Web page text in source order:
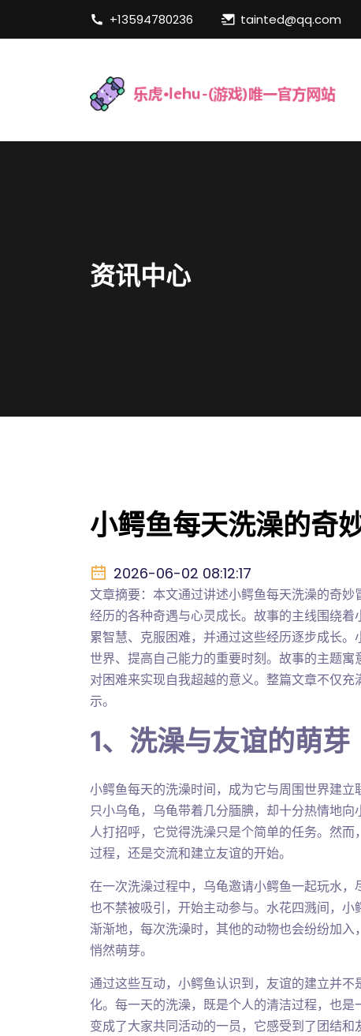
+13594780236 tainted@qq.com
资讯中心
小鳄鱼每天洗澡的奇
2026-06-02 08:12:17
文章摘要：本文通过讲述小鳄鱼每天洗澡的奇
经历的各种奇遇与心灵成长。故事的主线围绕
累智慧、克服困难，并通过这些经历逐步成长
世界、提高自己能力的重要时刻。故事的主题
对困难来实现自我超越的意义。整篇文章不仅
示。
1、洗澡与友谊的萌芽
小鳄鱼每天的洗澡时间，成为它与周围世界建
只小乌龟，乌龟带着几分腼腆，却十分热情地
人打招呼，它觉得洗澡只是个简单的任务。然
过程，还是交流和建立友谊的开始。
在一次洗澡过程中，乌龟邀请小鳄鱼一起玩水
也不禁被吸引，开始主动参与。水花四溅间，小
渐渐地，每次洗澡时，其他的动物也会纷纷加
悄然萌芽。
通过这些互动，小鳄鱼认识到，友谊的建立并
化。每一天的洗澡，既是个人的清洁过程，也
变成了大家共同活动的一员，它感受到了团结和